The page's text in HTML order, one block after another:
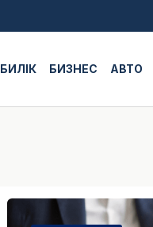
БИЛІК БИЗНЕС АВТО